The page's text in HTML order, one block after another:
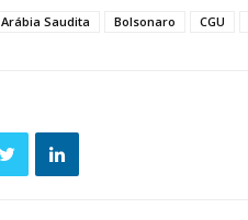
Arábia Saudita Bolsonaro CGU